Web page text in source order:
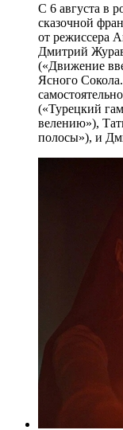
С 6 августа в
сказочной
от режиссера
Дмитрий
(«Движение
Ясного
(«Турецкий
велению»),
полосы»), и